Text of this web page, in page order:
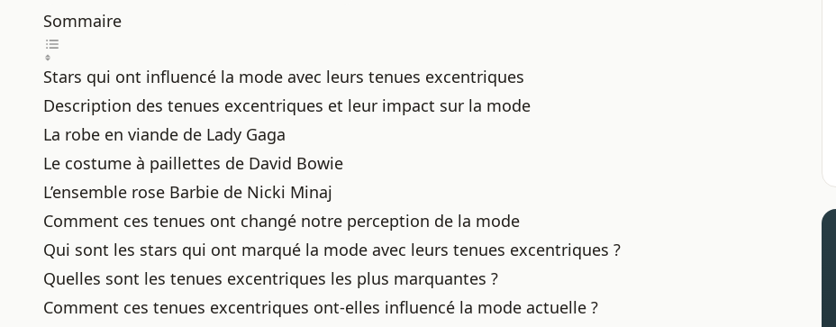
Sommaire
Stars qui ont influencé la mode avec leurs tenues excentriques
Description des tenues excentriques et leur impact sur la mode
La robe en viande de Lady Gaga
Le costume à paillettes de David Bowie
L’ensemble rose Barbie de Nicki Minaj
Comment ces tenues ont changé notre perception de la mode
Qui sont les stars qui ont marqué la mode avec leurs tenues excentriques ?
Quelles sont les tenues excentriques les plus marquantes ?
Comment ces tenues excentriques ont-elles influencé la mode actuelle ?